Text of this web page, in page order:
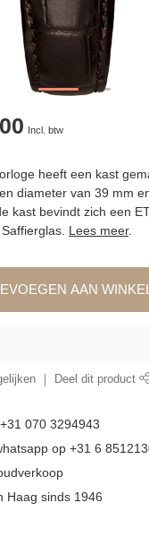
Incl. btw
heeft een kast
diameter van 39 mm
kast bevindt zich een
Lees meer.
AAN
Deel dit product
070 3294943
op +31 6
Haag sinds 1946